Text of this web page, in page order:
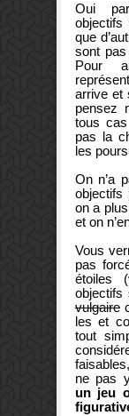
Oui
que
sont
Pour
arrive et
pensez
tous cas
pas la
les
On n’a
objectifs
on a
et on
Vous
pas
étoiles
objectifs
vulgaire
les et
tout
ne pas
un jeu